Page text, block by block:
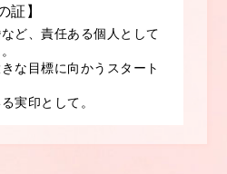
証】
ど、責任ある個人として
な目標に向かうスタート
実印として。